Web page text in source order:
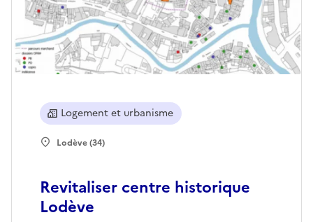
Revitaliser centre historique
Lodève
Logement et urbanisme
Lodève (34)